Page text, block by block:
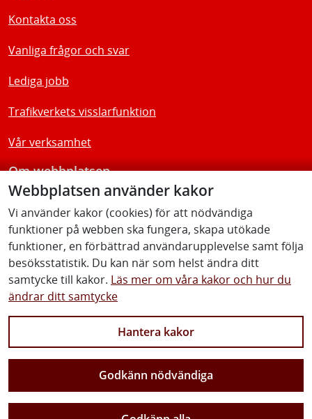
Webbplatsen använder kakor
Vi använder kakor (cookies) för att nödvändiga
funktioner på webben ska fungera, skapa utökade
funktioner, en förbättrad användarupplevelse samt följa
besöksstatistik. Du kan när som helst ändra ditt
samtycke till kakor. Läs mer om våra kakor och hur du
ändrar ditt samtycke
Hantera kakor
Godkänn nödvändiga
Vi gör Sverige närmare
Kontakta oss
Vanliga frågor och svar
Lediga jobb
Trafikverkets visslarfunktion
Vår verksamhet
Om webbplatsen
Tillgänglighetsredogörelse
Följ oss
Facebook Youtube